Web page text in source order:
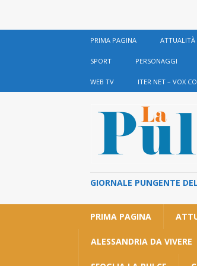
PRIMA PAGINA ATTUALITÀ
SPORT PERSONAGGI
WEB TV ITER NET – VOX
GIORNALE PUNGENTE
PRIMA PAGINA
ALESSANDRIA DA VIVERE